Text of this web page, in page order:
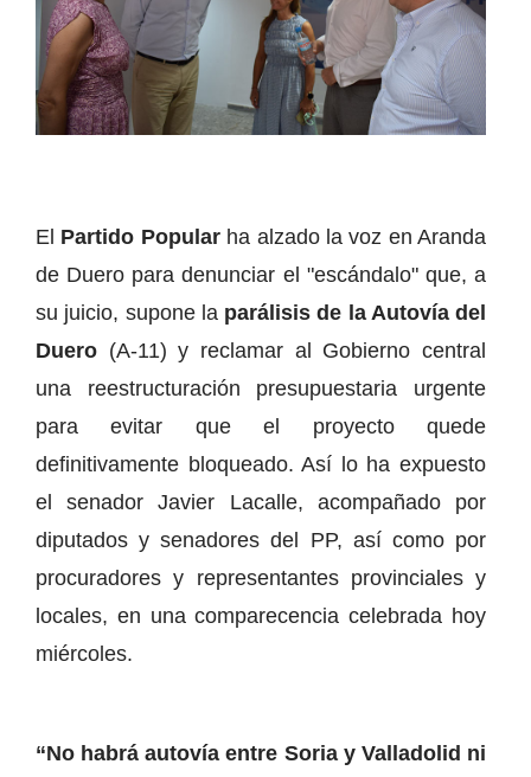
El Partido Popularha alzado la voz en Aranda
de Duero para denunciar el "escándalo" que, a
su juicio, supone la parálisis de la Autovía del
Duero (A-11) y reclamar al Gobierno central
una reestructuración presupuestaria urgente
para evitar que el proyecto quede
definitivamente bloqueado. Así lo ha expuesto
el senador Javier Lacalle, acompañado por
diputados y senadores del PP, así como por
procuradores y representantes provinciales y
locales, en una comparecencia celebrada hoy
miércoles.
“No habrá autovía entre Soria y Valladolid ni